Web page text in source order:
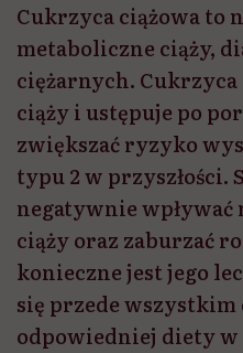
Cukrzyca ciążowa to
metaboliczne ciąży,
ciężarnych.
ciąży i ustępuje po
zwiększać ryzyko
typu 2 w przyszłości.
negatywnie
ciąży oraz zaburzać
konieczne jest jego
się przede wszystkim
odpowiedniej diety